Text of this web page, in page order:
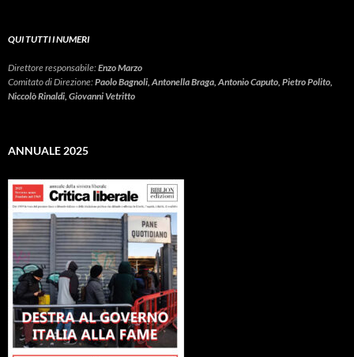
QUI TUTTI I NUMERI
Direttore responsabile:Enzo Marzo
Comitato di Direzione:Paolo Bagnoli, Antonella Braga, Antonio Caputo, Pietro Polito,
Niccolò Rinaldi, Giovanni Vetritto
ANNUALE 2025